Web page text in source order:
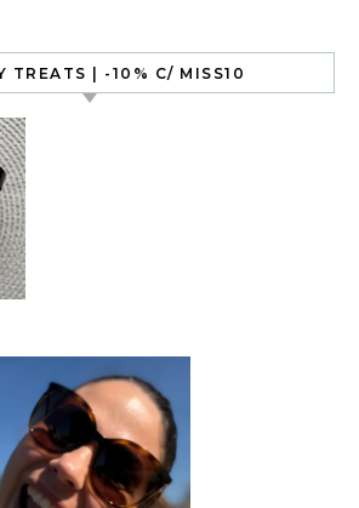
TREATS | -10% C/ MISS10